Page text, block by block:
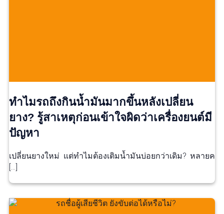
ทำไมรถถึงกินน้ำมันมากขึ้นหลังเปลี่ยน
ยาง? รู้สาเหตุก่อนเข้าใจผิดว่าเครื่องยนต์มี
ปัญหา
เปลี่ยนยางใหม่ แต่ทำไมต้องเติมน้ำมันบ่อยกว่าเดิม? หลายค
[…]